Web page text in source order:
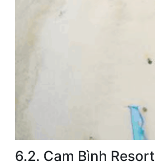
6.2. Cam Bình Resort